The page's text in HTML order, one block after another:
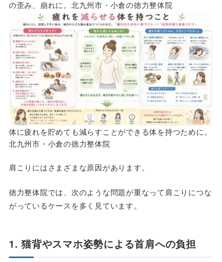
の歪み、崩れに。北九州市・小倉の徳力整体院
体に疲れを貯めても減らすことができる体を持つために。
北九州市・小倉の徳力整体院
肩こりにはさまざまな原因があります。
徳力整体院では、次のような問題が重なって肩こりにつな
がっているケースを多く見ています。
1. 猫背やスマホ姿勢による首肩への負担